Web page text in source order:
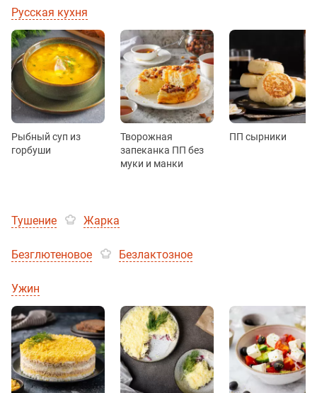
Русская кухня
Рыбный суп из
горбуши
Творожная
запеканка ПП без
муки и манки
ПП сырники
Тушение Жарка
Безглютеновое Безлактозное
Ужин